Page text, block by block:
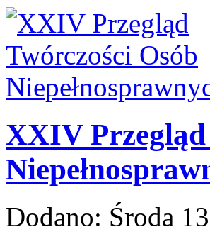
XXIV Przegląd
Dodano: Środa